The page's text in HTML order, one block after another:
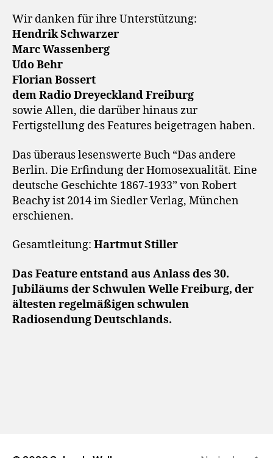
Wir danken für ihre Unterstützung:
Hendrik Schwarzer
Marc Wassenberg
Udo Behr
Florian Bossert
dem Radio Dreyeckland Freiburg
sowie Allen, die darüber hinaus zur
Fertigstellung des Features beigetragen haben.
Das überaus lesenswerte Buch “Das andere
Berlin. Die Erfindung der Homosexualität. Eine
deutsche Geschichte 1867-1933” von Robert
Beachy ist 2014 im Siedler Verlag, München
erschienen.
Gesamtleitung: Hartmut Stiller
Das Feature entstand aus Anlass des 30.
Jubiläums der Schwulen Welle Freiburg, der
ältesten regelmäßigen schwulen
Radiosendung Deutschlands.